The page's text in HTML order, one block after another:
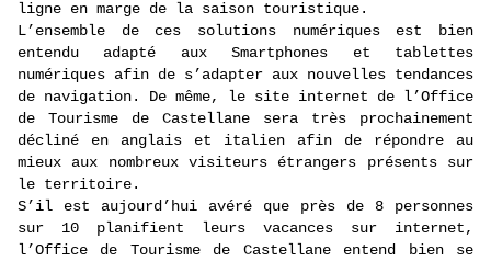
ligne en marge de la saison touristique.
L’ensemble de ces solutions numériques est bien
entendu adapté aux Smartphones et tablettes
numériques afin de s’adapter aux nouvelles tendances
de navigation. De même, le site internet de l’Office
de Tourisme de Castellane sera très prochainement
décliné en anglais et italien afin de répondre au
mieux aux nombreux visiteurs étrangers présents sur
le territoire.
S’il est aujourd’hui avéré que près de 8 personnes
sur 10 planifient leurs vacances sur internet,
l’Office de Tourisme de Castellane entend bien se